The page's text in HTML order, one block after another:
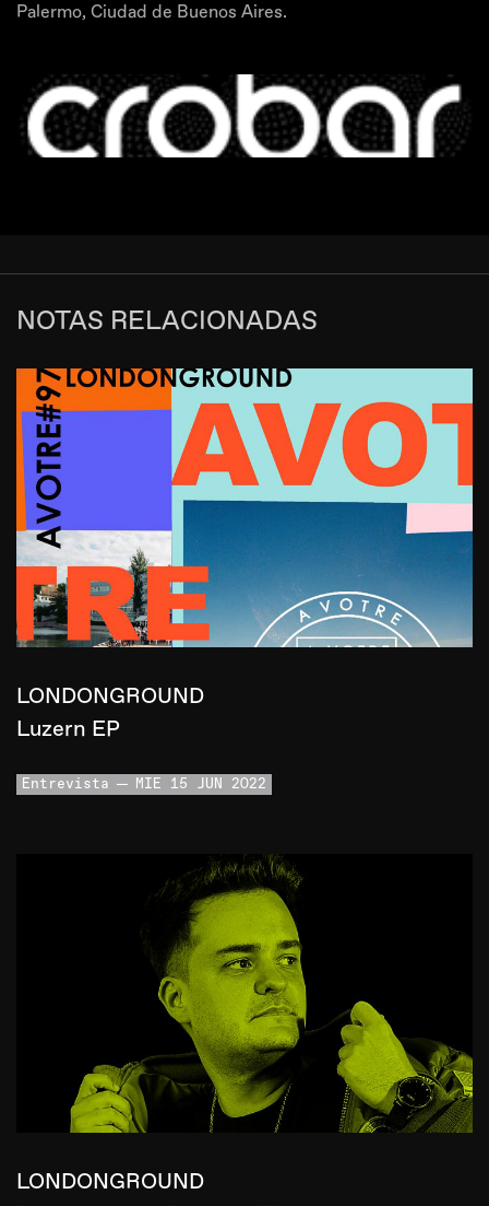
Palermo, Ciudad de Buenos Aires.
NOTAS RELACIONADAS
LONDONGROUND
Luzern EP
Entrevista MIE 15 JUN 2022
LONDONGROUND